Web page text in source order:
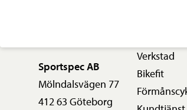
Sportspec AB
Mölndalsvägen 77
412 63 Göteborg
Verkstad
Bikefit